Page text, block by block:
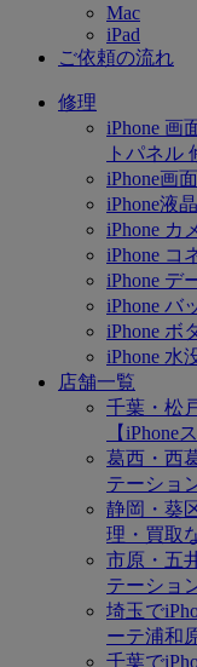
Mac
iPad
ご依頼の流れ
修理
iPhone
トパネル
iPhone画
iPhone液
iPhone カ
iPhone コ
iPhone デ
iPhone バ
iPhone ボ
iPhone 水
店舗一覧
千葉・松
【iPhone
葛西・西
テーショ
静岡・葵
理・買取
市原・五
テーショ
埼玉で
ーテ浦和
千葉で